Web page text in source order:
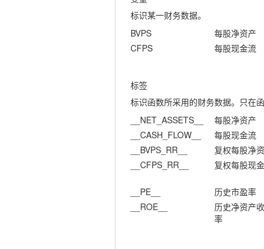
标识某一财务数据。
BVPS
每股净资产
CFPS
每股现金流
标签
标识函数所采用的财务数据。只在函
__NET_ASSETS__
每股净资产
__CASH_FLOW__
每股现金流
__BVPS_RR__
复权每股净
__CFPS_RR__
复权每股现
__PE__
历史市盈率
__ROE__
历史净资产
率